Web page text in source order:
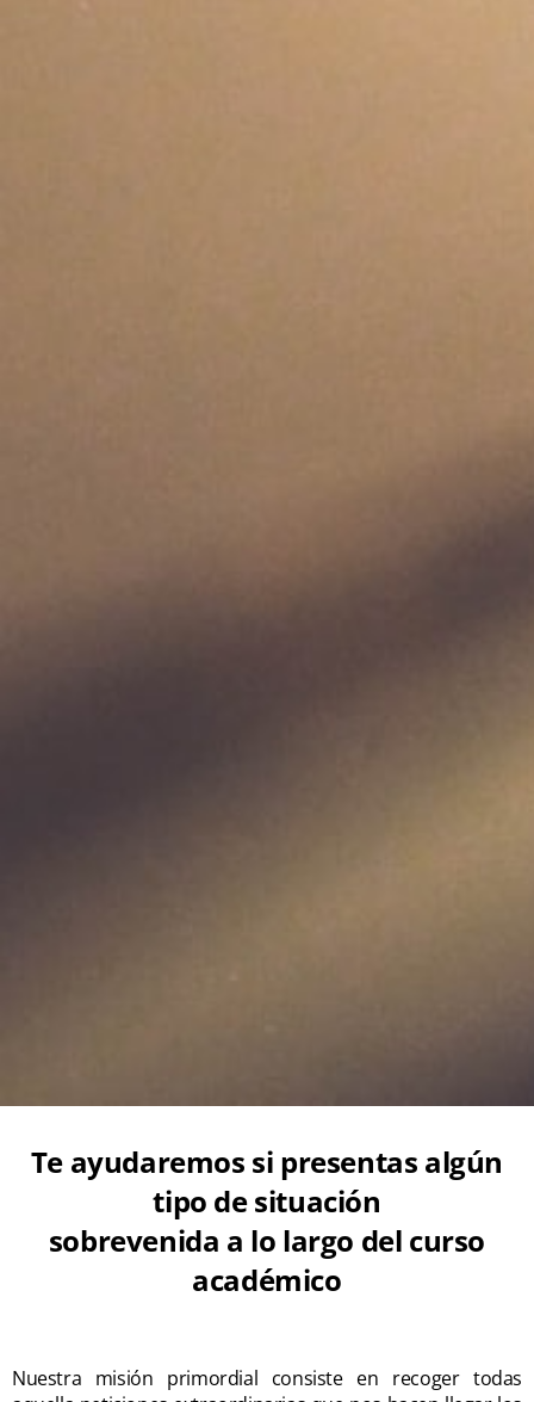
Te ayudaremos si presentas algún
tipo de situación
sobrevenida a lo largo del curso
académico
Nuestra misión primordial consiste en recoger todas